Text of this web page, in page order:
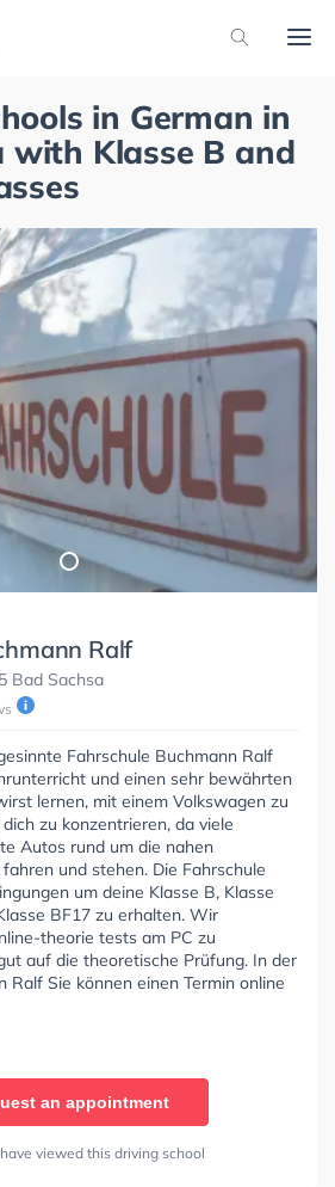
in German in
with Klasse B and
Ralf
Bad Sachsa
Fahrschule Buchmann Ralf
und einen sehr bewährten
lernen, mit einem Volkswagen zu
zu konzentrieren, da viele
Autos rund um die nahen
und stehen. Die Fahrschule
um deine Klasse B, Klasse
BF17 zu erhalten. Wir
theorie tests am PC zu
auf die theoretische Prüfung. In der
Ralf Sie können einen Termin online
an appointment
viewed this driving school